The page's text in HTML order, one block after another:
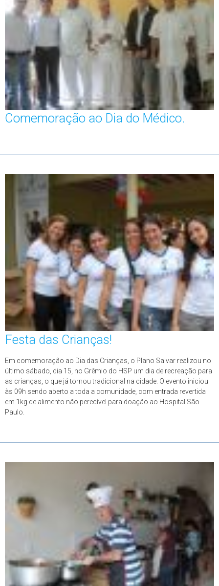
Comemoração ao Dia do Médico.
Festa das Crianças!
Em comemoração ao Dia das Crianças, o Plano Salvar realizou no
último sábado, dia 15, no Grêmio do HSP um dia de recreação para
as crianças, o que já tornou tradicional na cidade. O evento iniciou
às 09h sendo aberto a toda a comunidade, com entrada revertida
em 1kg de alimento não perecível para doação ao Hospital São
Paulo.